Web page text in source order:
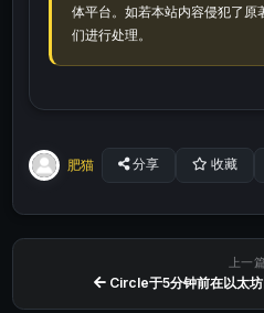
体平台。如若本站内容侵犯了原
们进行处理。
肥猫 分享 收藏
上一篇
Circle于5分钟前在以太